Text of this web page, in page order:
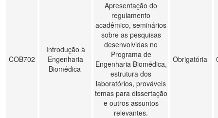
COB702
Introdução à
Engenharia
Biomédica
Apresentação do
regulamento
acadêmico, seminários
sobre as pesquisas
desenvolvidas no
Programa de
Engenharia Biomédica,
estrutura dos
laboratórios, prováveis
temas para dissertação
e outros assuntos
relevantes.
Obrigatória